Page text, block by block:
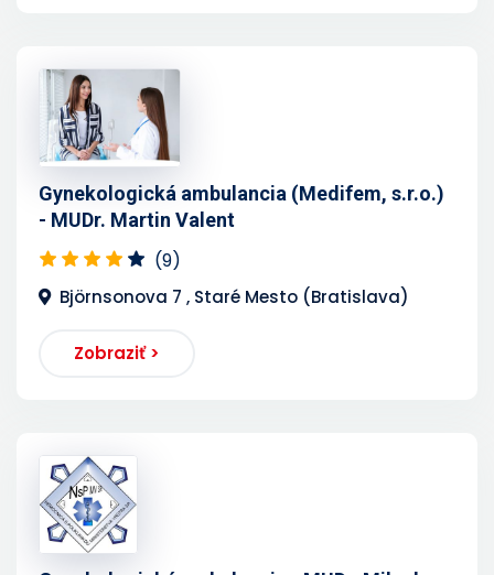
Gynekologická ambulancia (Medifem, s.r.o.)
- MUDr. Martin Valent
(9)
Björnsonova 7 , Staré Mesto (Bratislava)
Zobraziť >